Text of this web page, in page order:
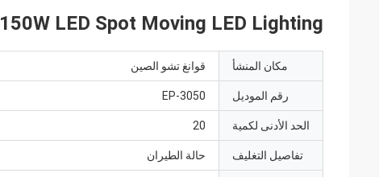
150W LED Spot Moving LED Lighting الإضاءة المرحلية LED
مكان المنشأ قوانغ تشو الصين
رقم الموديل EP-3050
الحد الأدنى لكمية 20
تفاصيل التغليف حالة الطيران